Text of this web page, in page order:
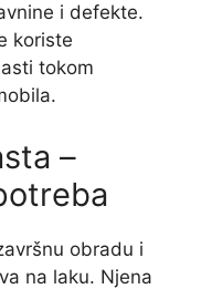
i defekte.
koriste
tokom
–
obradu i
na laku. Njena